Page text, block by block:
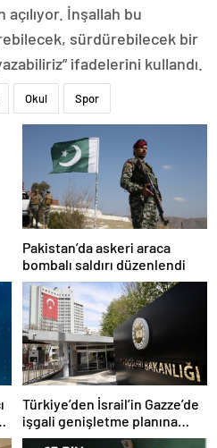
açılıyor. İnşallah bu
sürdürebilecek bir
ifadelerini kullandı.
Okul Spor
Pakistan’da askeri araca
bombalı saldırı düzenlendi
Türkiye’den İsrail’in Gazze’de
işgali genişletme planına
tepki